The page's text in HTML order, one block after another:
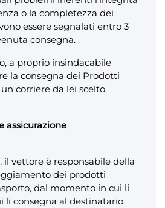
o la completezza dei
essere segnalati entro 3
consegna.
a proprio insindacabile
la consegna dei Prodotti
corriere da lei scelto.
assicurazione
il vettore è responsabile della
dei prodotti
dal momento in cui li
li consegna al destinatario